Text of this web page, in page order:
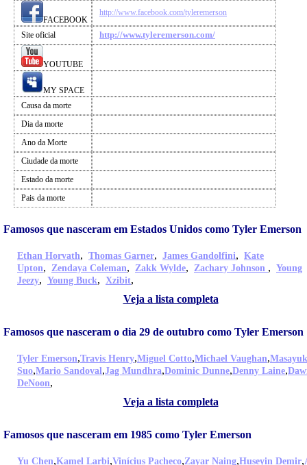
FACEBOOK
http://www.facebook.com/tyleremerson
Site oficial http://www.tyleremerson.com/
YOUTUBE
MY SPACE
Causa da morte
Dia da morte
Ano da Morte
Ciudade da morte
Estado da morte
Pais da morte
Famosos que nasceram em Estados Unidos como Tyler Emerson
Ethan Horvath, Thomas Garner, James Gandolfini, Kate
Upton, Zendaya Coleman, Zakk Wylde, Zachary Johnson , Young
Jeezy, Young Buck, Xzibit,
Veja a lista completa
Famosos que nasceram o dia 29 de outubro como Tyler Emerson
Tyler Emerson,Travis Henry,Miguel Cotto,Michael Vaughan,
Suo,Mario Sandoval,Jag Mundhra,Dominic Dunne,Denny Laine,
DeNoon,
Veja a lista completa
Famosos que nasceram em 1985 como Tyler Emerson
Yu Chen,Kamel Larbi,Vinícius Pacheco,Zayar Naing,Huseyin Demir,